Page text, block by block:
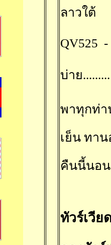
ลาวใต้
QV525 -
บ่าย
พาทุกท่า
เย็น ทา
คืนนี้นอน
ทัวร์เวี